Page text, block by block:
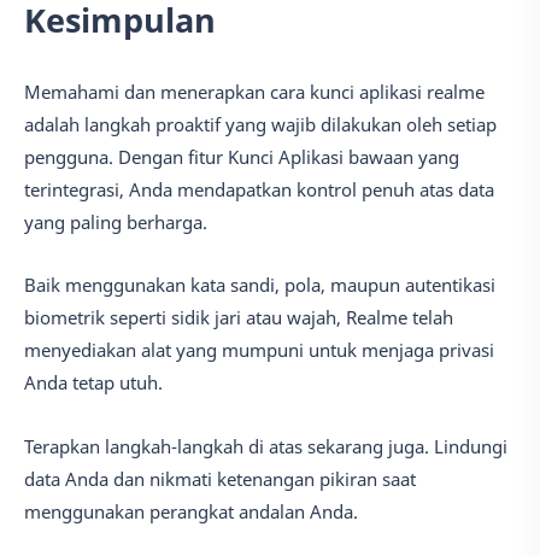
Kesimpulan
Memahami dan menerapkan cara kunci aplikasi realme
adalah langkah proaktif yang wajib dilakukan oleh setiap
pengguna. Dengan fitur Kunci Aplikasi bawaan yang
terintegrasi, Anda mendapatkan kontrol penuh atas data
yang paling berharga.
Baik menggunakan kata sandi, pola, maupun autentikasi
biometrik seperti sidik jari atau wajah, Realme telah
menyediakan alat yang mumpuni untuk menjaga privasi
Anda tetap utuh.
Terapkan langkah-langkah di atas sekarang juga. Lindungi
data Anda dan nikmati ketenangan pikiran saat
menggunakan perangkat andalan Anda.